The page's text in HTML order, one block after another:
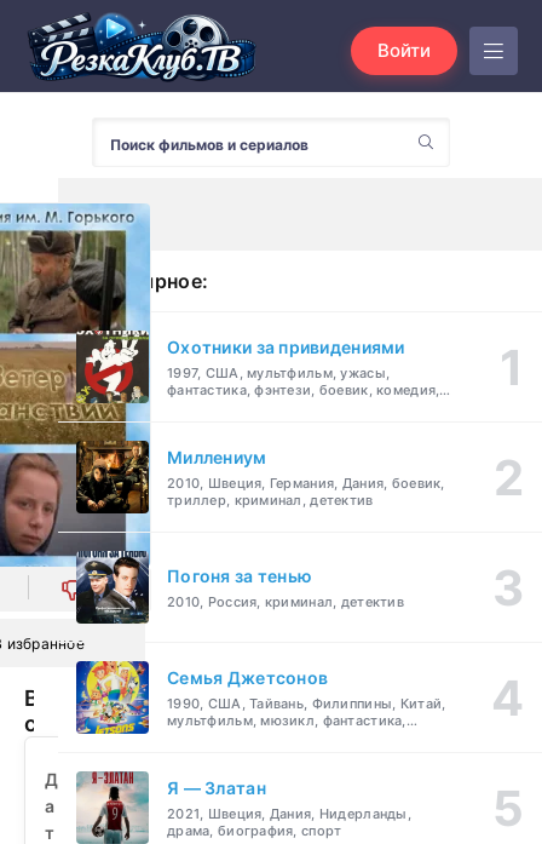
Войти
0
избранное
Ветер
странствий
смотреть
бесплатно
Д
а
т
Популярное:
Охотники за привидениями
1997, США, мультфильм, ужасы,
фантастика, фэнтези, боевик, комедия,
Миллениум
2010, Швеция, Германия, Дания, боевик,
триллер, криминал, детектив
Погоня за тенью
2010, Россия, криминал, детектив
Семья Джетсонов
1990, США, Тайвань, Филиппины, Китай,
мультфильм, мюзикл, фантастика,
Я — Златан
2021, Швеция, Дания, Нидерланды,
драма, биография, спорт